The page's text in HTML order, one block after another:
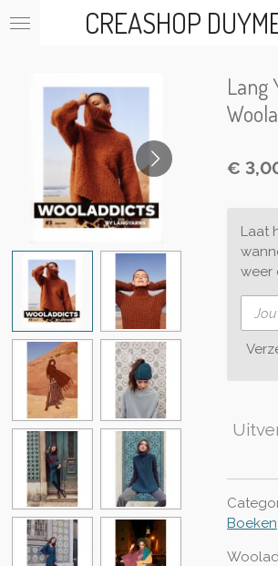
Ga
hoofdinhoud
CREASHOP
Lang
€
Laat
weer
Boeken